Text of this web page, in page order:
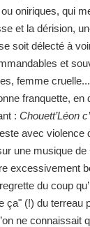
oniriques, qui
et la dérision,
soit délecté à
et
femme
franquette, en
: Chouett’Léon
avec violence
une musique
du coup
ça" (!) du
ne connaissait